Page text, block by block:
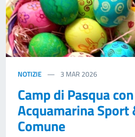
NOTIZIE 3 MAR 2026
Camp di Pasqua con
Acquamarina Sport
Comune